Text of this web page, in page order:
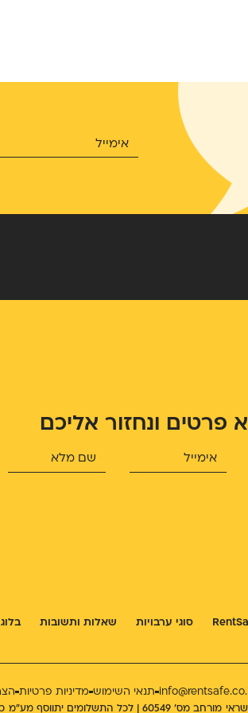
פרטים ונחזור אליכם
סוגי ערבויות שאלות ותשובות בלוג
info@rentsafe.co.il תנאי השימוש מדיניות פרטיות
החברה בפיקוח רשות שוק ההון – רשיון נותן שרותי